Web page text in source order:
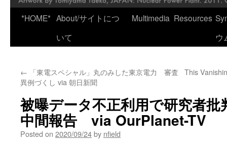
*HOME* About/サイトにつ
いて
Multimedia Resources
ウ
← 「東電スペシャル」丸のみした東京電力 審査
異例づくし via 朝日新聞
This
被曝データ不正利用で研究者批
中間報告 via OurPlanet-TV
Posted on 2020/09/24by nfield